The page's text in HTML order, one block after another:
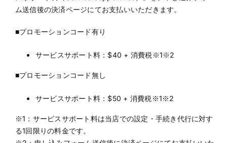
ム送信後の決済ページにてお支払いいただきます。
■プロモーションコード有り
サービスサポート料：$40 + 消費税※1※2
■プロモーションコード無し
サービスサポート料：$50 + 消費税※1※2
※1：サービスサポート料は当店での設定・手続き代行に対す
る1回限りの料金です。